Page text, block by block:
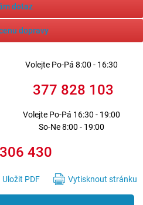
dotaz
dopravy
Volejte Po-Pá 8:00 - 16:30
377 828 103
Volejte Po-Pá 16:30 - 19:00
So-Ne 8:00 - 19:00
430
Uložit PDF Vytisknout stránku